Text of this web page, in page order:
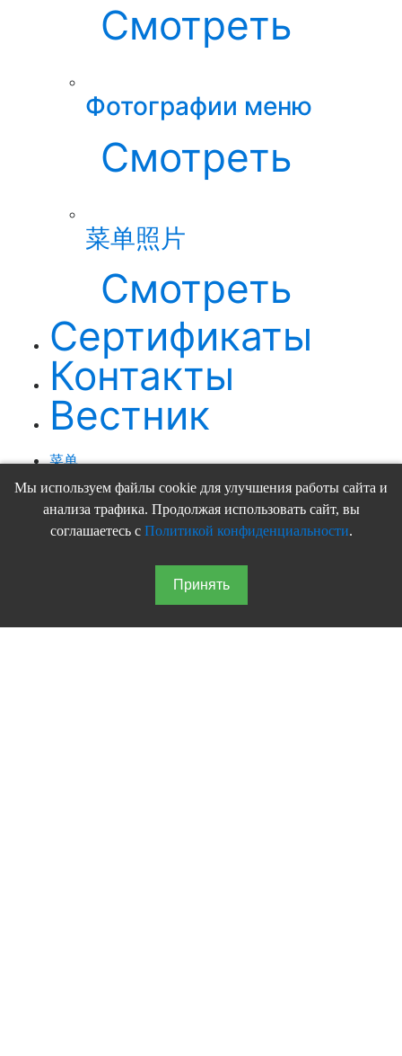
Смотреть
Фотографии меню
Смотреть
菜单照片
Смотреть
Сертификаты
Контакты
Вестник
菜单
Светское издание
Мы используем файлы cookie для улучшения работы сайта и
анализа трафика. Продолжая использовать сайт, вы
соглашаетесь с Политикой конфиденциальности.
Принять